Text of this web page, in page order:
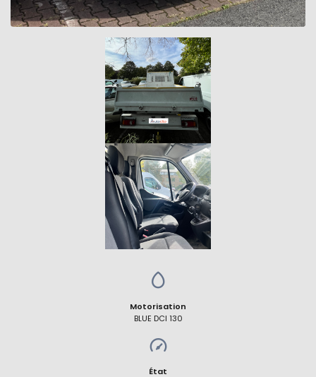
Motorisation
BLUE DCI 130
État